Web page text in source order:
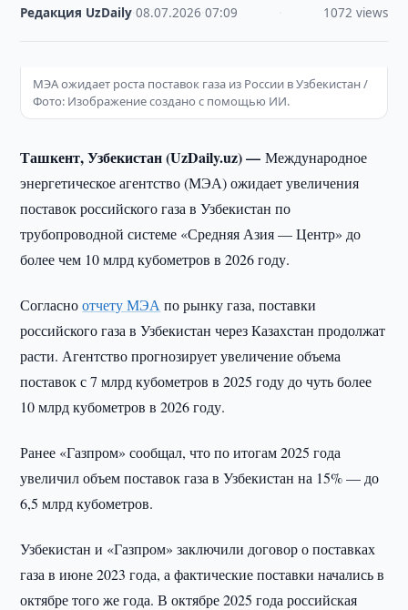
Редакция UzDaily ·08.07.2026 ·07:09 1072 views
МЭА ожидает роста поставок газа из России в Узбекистан /
Фото: Изображение создано с помощью ИИ.
Ташкент, Узбекистан (UzDaily.uz) —Международное
энергетическое агентство (МЭА) ожидает увеличения
поставок российского газа в Узбекистан по
трубопроводной системе «Средняя Азия — Центр» до
более чем 10 млрд кубометров в 2026 году.
Согласноотчету МЭА по рынку газа, поставки
российского газа в Узбекистан через Казахстан продолжат
расти. Агентство прогнозирует увеличение объема
поставок с 7 млрд кубометров в 2025 году до чуть более
10 млрд кубометров в 2026 году.
Ранее «Газпром» сообщал, что по итогам 2025 года
увеличил объем поставок газа в Узбекистан на 15% — до
6,5 млрд кубометров.
Узбекистан и «Газпром» заключили договор о поставках
газа в июне 2023 года, а фактические поставки начались в
октябре того же года. В октябре 2025 года российская